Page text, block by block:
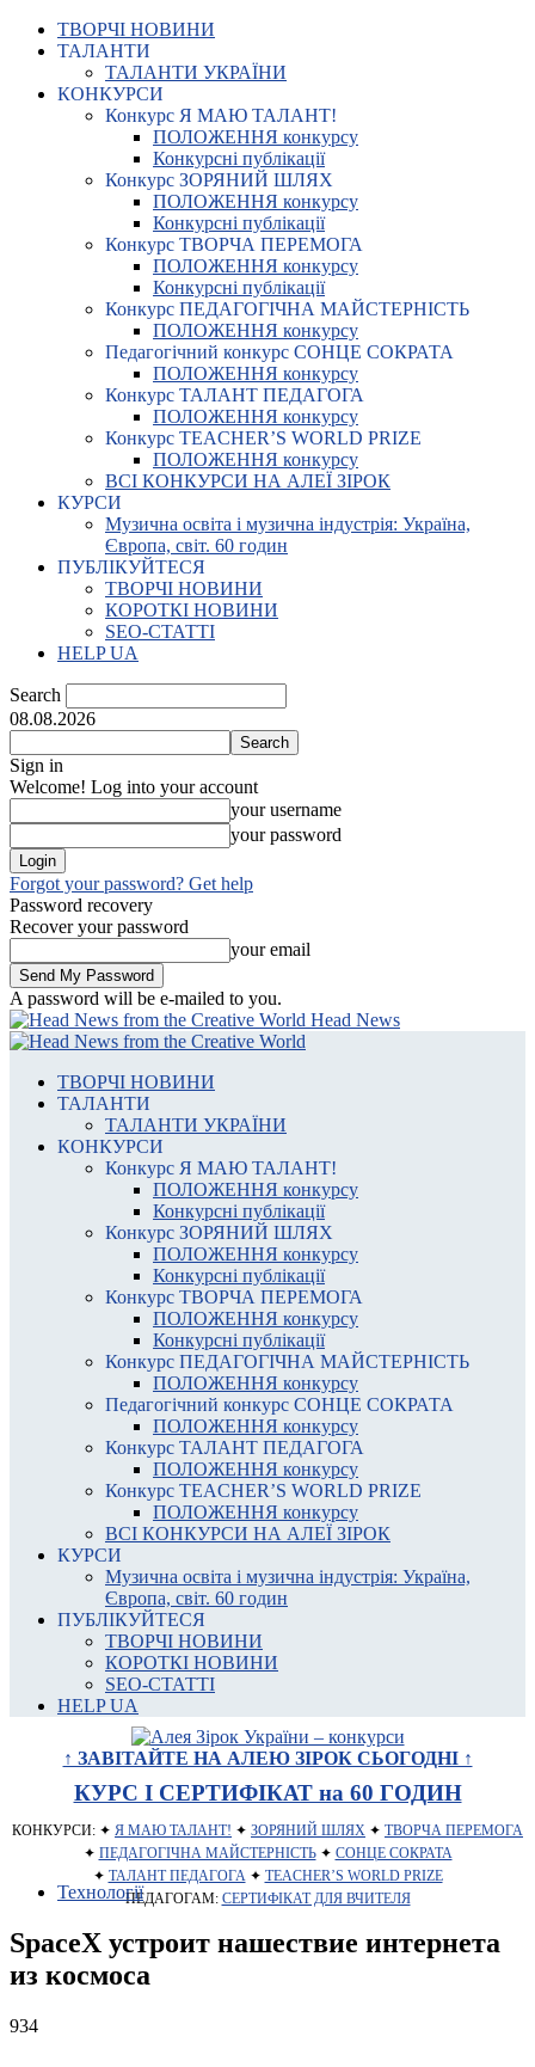
ТВОРЧІ НОВИНИ
ТАЛАНТИ
ТАЛАНТИ УКРАЇНИ
КОНКУРСИ
Конкурс Я МАЮ ТАЛАНТ!
ПОЛОЖЕННЯ конкурсу
Конкурсні публікації
Конкурс ЗОРЯНИЙ ШЛЯХ
ПОЛОЖЕННЯ конкурсу
Конкурсні публікації
Конкурс ТВОРЧА ПЕРЕМОГА
ПОЛОЖЕННЯ конкурсу
Конкурсні публікації
Конкурс ПЕДАГОГІЧНА МАЙСТЕРНІСТЬ
ПОЛОЖЕННЯ конкурсу
Педагогічний конкурс СОНЦЕ СОКРАТА
ПОЛОЖЕННЯ конкурсу
Конкурс ТАЛАНТ ПЕДАГОГА
ПОЛОЖЕННЯ конкурсу
Конкурс TEACHER’S WORLD PRIZE
ПОЛОЖЕННЯ конкурсу
ВСІ КОНКУРСИ НА АЛЕЇ ЗІРОК
КУРСИ
Музична освіта і музична індустрія: Україна,
Європа, світ. 60 годин
ПУБЛІКУЙТЕСЯ
ТВОРЧІ НОВИНИ
КОРОТКІ НОВИНИ
SEO-СТАТТІ
HELP UA
Search
08.08.2026
Sign in
Welcome! Log into your account
your username
your password
Forgot your password? Get help
Password recovery
Recover your password
your email
A password will be e-mailed to you.
Head News
ТВОРЧІ НОВИНИ
ТАЛАНТИ
ТАЛАНТИ УКРАЇНИ
КОНКУРСИ
Конкурс Я МАЮ ТАЛАНТ!
ПОЛОЖЕННЯ конкурсу
Конкурсні публікації
Конкурс ЗОРЯНИЙ ШЛЯХ
ПОЛОЖЕННЯ конкурсу
Конкурсні публікації
Конкурс ТВОРЧА ПЕРЕМОГА
ПОЛОЖЕННЯ конкурсу
Конкурсні публікації
Конкурс ПЕДАГОГІЧНА МАЙСТЕРНІСТЬ
ПОЛОЖЕННЯ конкурсу
Педагогічний конкурс СОНЦЕ СОКРАТА
ПОЛОЖЕННЯ конкурсу
Конкурс ТАЛАНТ ПЕДАГОГА
ПОЛОЖЕННЯ конкурсу
Конкурс TEACHER’S WORLD PRIZE
ПОЛОЖЕННЯ конкурсу
ВСІ КОНКУРСИ НА АЛЕЇ ЗІРОК
КУРСИ
Музична освіта і музична індустрія: Україна,
Європа, світ. 60 годин
ПУБЛІКУЙТЕСЯ
ТВОРЧІ НОВИНИ
КОРОТКІ НОВИНИ
SEO-СТАТТІ
HELP UA
↑ ЗАВІТАЙТЕ НА АЛЕЮ ЗІРОК СЬОГОДНІ ↑
КУРС І СЕРТИФІКАТ на 60 ГОДИН
КОНКУРСИ: ✦ Я МАЮ ТАЛАНТ! ✦ ЗОРЯНИЙ ШЛЯХ ✦ ТВОРЧА ПЕРЕМОГА
✦ ПЕДАГОГІЧНА МАЙСТЕРНІСТЬ✦ СОНЦЕ СОКРАТА
✦ ТАЛАНТ ПЕДАГОГА✦ TEACHER’S WORLD PRIZE
ПЕДАГОГАМ: СЕРТИФІКАТ ДЛЯ ВЧИТЕЛЯ
Технології
SpaceX устроит нашествие интернета
из космоса
934